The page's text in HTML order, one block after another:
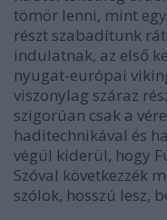
tömör lenni, mint
részt szabadítunk
indulatnak, az első
nyugat-európai
viszonylag száraz
szigorúan csak a
haditechnikával és
végül kiderül, hogy
Szóval következzék
szólok, hosszú lesz,